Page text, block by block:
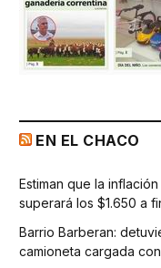
EN EL CHACO
Estiman que la
superará los $1.650 a
Barrio Barberan:
camioneta cargada